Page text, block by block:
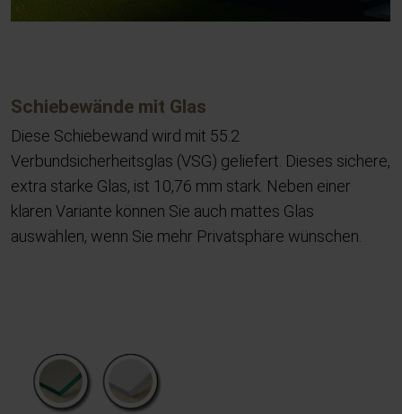
Schiebewände mit Glas
Diese Schiebewand wird mit 55.2
Verbundsicherheitsglas (VSG) geliefert. Dieses sichere,
extra starke Glas, ist 10,76 mm stark. Neben einer
klaren Variante können Sie auch mattes Glas
auswählen, wenn Sie mehr Privatsphäre wünschen.